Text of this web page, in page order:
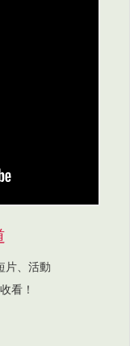
片、活動
看！